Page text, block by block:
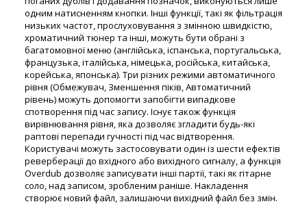
одним натисненням кнопки. Інші функції, такі як фільтрація
низьких частот, прослуховування з змінною швидкістю,
хроматичний тюнер та інші, можуть бути обрані з
багатомовної меню (англійська, іспанська, португальська,
французька, італійська, німецька, російська, китайська,
корейська, японська). Три різних режими автоматичного
рівня (Обмежувач, Зменшення піків, Автоматичний
рівень) можуть допомогти запобігти випадкове
спотворення під час запису. Існує також функція
вирівнювання рівня, яка дозволяє згладити будь-які
раптові перепади гучності під час відтворення.
Користувачі можуть застосовувати один із шести ефектів
реверберації до вхідного або вихідного сигналу, а функція
Overdub дозволяє записувати інші партії, такі як гітарне
соло, над записом, зробленим раніше. Накладення
створює новий файл, залишаючи вихідний файл без змін.